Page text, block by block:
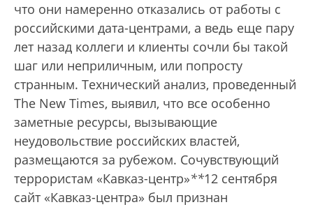
что они намеренно отказались от работы с
российскими дата-центрами, а ведь еще пару
лет назад коллеги и клиенты сочли бы такой
шаг или неприличным, или попросту
странным. Технический анализ, проведенный
The New Times, выявил, что все особенно
заметные ресурсы, вызывающие
неудовольствие российских властей,
размещаются за рубежом. Сочувствующий
террористам «Кавказ-центр»**12 сентября
сайт «Кавказ-центра» был признан